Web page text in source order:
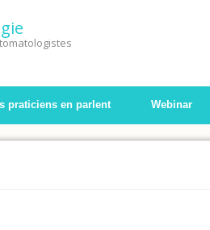
praticiens en parlent Webinar